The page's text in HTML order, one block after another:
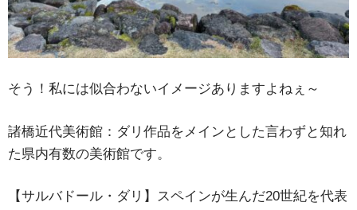
そう！私には似合わないイメージありますよねぇ～
諸橋近代美術館：ダリ作品をメインとした言わずと知れ
た県内有数の美術館です。
【サルバドール・ダリ】スペインが生んだ20世紀を代表